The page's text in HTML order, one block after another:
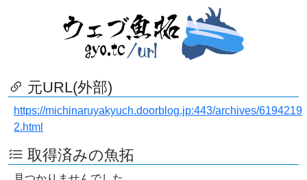
元URL(外部)
https://michinaruyakyuch.doorblog.jp:443/archives/6194219
2.html
取得済みの魚拓